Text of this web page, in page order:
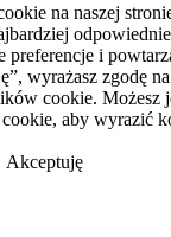
na naszej
preferencje i
wyrażasz zgodę
cookie. Możesz
aby wyrazić
Akceptuję